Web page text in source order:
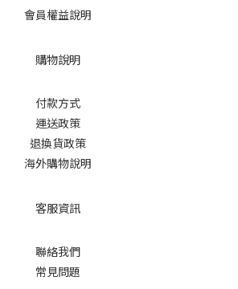
會員權益說明
購物說明
付款方式
運送政策
退換貨政策
海外購物說明
客服資訊
聯絡我們
常見問題